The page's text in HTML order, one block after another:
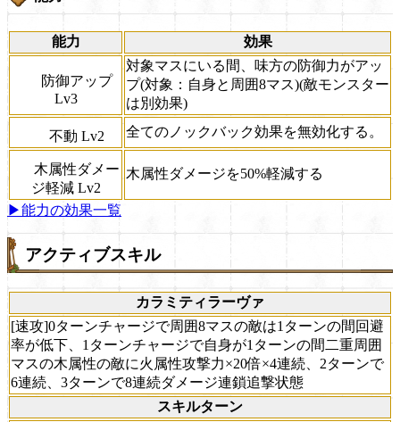
能力 効果
防御アップ
Lv3
対象マスにいる間、味方の防御力がアッ
プ(対象：自身と周囲8マス)(敵モンスター
は別効果)
不動 Lv2 全てのノックバック効果を無効化する。
木属性ダメー
ジ軽減 Lv2
木属性ダメージを50%軽減する
▶能力の効果一覧
アクティブスキル
カラミティラーヴァ
[速攻]0ターンチャージで周囲8マスの敵は1ターンの間回避
率が低下、1ターンチャージで自身が1ターンの間二重周囲
マスの木属性の敵に火属性攻撃力×20倍×4連続、2ターンで
6連続、3ターンで8連続ダメージ連鎖追撃状態
スキルターン